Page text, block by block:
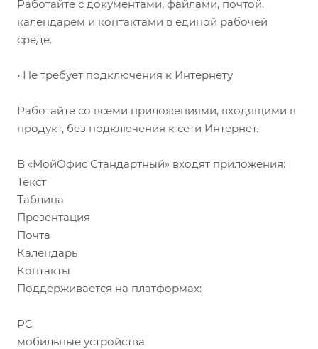
Работайте с документами, файлами, почтой,
календарем и контактами в единой рабочей
среде.
• Не требует подключения к Интернету
Работайте со всеми приложениями, входящими в
продукт, без подключения к сети Интернет.
В «МойОфис Стандартный» входят приложения:
Текст
Таблица
Презентация
Почта
Календарь
Контакты
Поддерживается на платформах:
PC
мобильные устройства